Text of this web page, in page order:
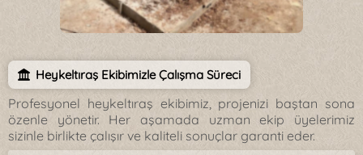
Heykeltıraş Ekibimizle Çalışma Süreci
Profesyonel heykeltıraş ekibimiz, projenizi baştan sona
özenle yönetir. Her aşamada uzman ekip üyelerimiz
sizinle birlikte çalışır ve kaliteli sonuçlar garanti eder.